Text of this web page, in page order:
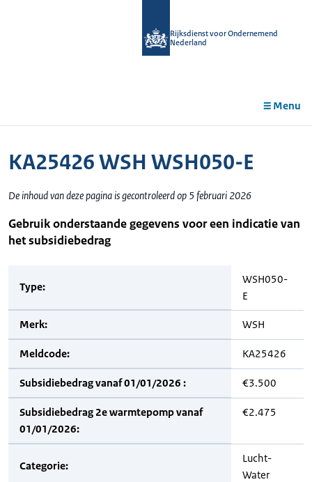
Rijksdienst voor Ondernemend
Nederland
Menu
KA25426 WSH WSH050-E
De inhoud van deze pagina is gecontroleerd op 5 februari 2026
Gebruik onderstaande gegevens voor een indicatie van
het subsidiebedrag
Type:
WSH050-
E
Merk: WSH
Meldcode: KA25426
Subsidiebedrag vanaf 01/01/2026 : €3.500
Subsidiebedrag 2e warmtepomp vanaf
01/01/2026:
€2.475
Categorie:
Lucht-
Water